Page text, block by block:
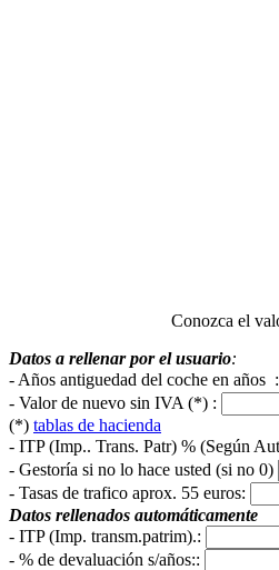
Conozca el
Datos a rellenar por el usuario:
- Años antiguedad del coche en años :
- Valor de nuevo sin IVA (*) :
(*) tablas de hacienda
- ITP (Imp.. Trans. Patr) % (Según
- Gestoría si no lo hace usted (si no 0)
- Tasas de trafico aprox. 55 euros:
Datos rellenados automáticamente
- ITP (Imp. transm.patrim).:
- % de devaluación s/años::